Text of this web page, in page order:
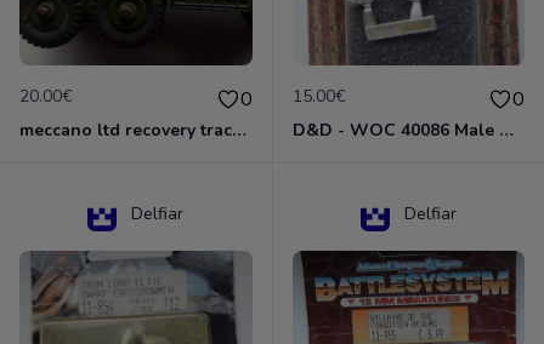
20.00€ 0
meccano ltd recovery tractor N°661
15.00€ 0
D&D - WOC 40086 Male Dwarven Cleric Miniature - Donjons Dragons
Delfiar Delfiar